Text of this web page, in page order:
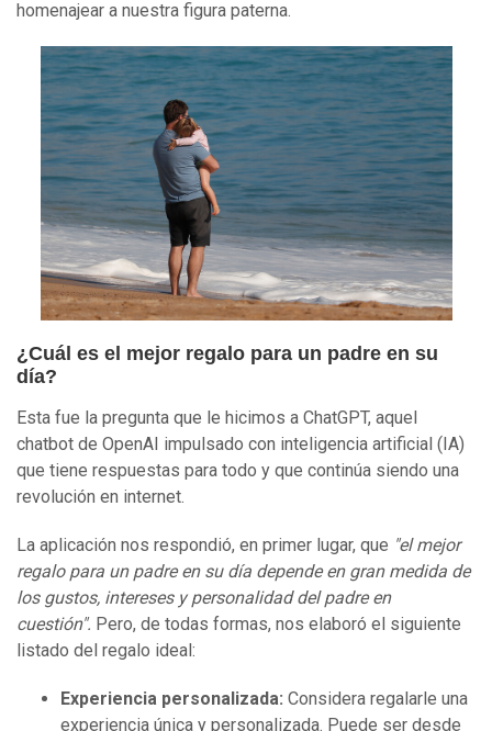
homenajear a nuestra figura paterna.
¿Cuál es el mejor regalo para un padre en su
día?
Esta fue la pregunta que le hicimos a ChatGPT, aquel
chatbot de OpenAI impulsado con inteligencia artificial (IA)
que tiene respuestas para todo y que continúa siendo una
revolución en internet.
La aplicación nos respondió, en primer lugar, que "el mejor
regalo para un padre en su día depende en gran medida de
los gustos, intereses y personalidad del padre en
cuestión". Pero, de todas formas, nos elaboró el siguiente
listado del regalo ideal:
Experiencia personalizada: Considera regalarle una
experiencia única y personalizada. Puede ser desde